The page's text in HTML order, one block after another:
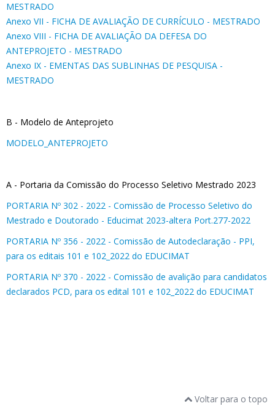
MESTRADO
Anexo VII - FICHA DE AVALIAÇÃO DE CURRÍCULO - MESTRADO
Anexo VIII - FICHA DE AVALIAÇÃO DA DEFESA DO
ANTEPROJETO - MESTRADO
Anexo IX - EMENTAS DAS SUBLINHAS DE PESQUISA -
MESTRADO
B - Modelo de Anteprojeto
MODELO_ANTEPROJETO
A - Portaria da Comissão do Processo Seletivo Mestrado 2023
PORTARIA Nº 302 - 2022 - Comissão de Processo Seletivo do
Mestrado e Doutorado - Educimat 2023-altera Port.277-2022
PORTARIA Nº 356 - 2022 - Comissão de Autodeclaração - PPI,
para os editais 101 e 102_2022 do EDUCIMAT
PORTARIA Nº 370 - 2022 - Comissão de avalição para candidatos
declarados PCD, para os edital 101 e 102_2022 do EDUCIMAT
Voltar para o topo